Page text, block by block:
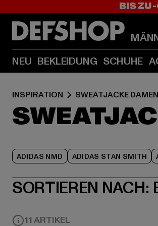
BIS ZU
NEU BEKLEIDUNG SCHUHE
INSPIRATION SWEATJACKE DAMEN
ADIDAS NMD ADIDAS STAN SMITH
SORTIEREN NACH:
11 ARTIKEL